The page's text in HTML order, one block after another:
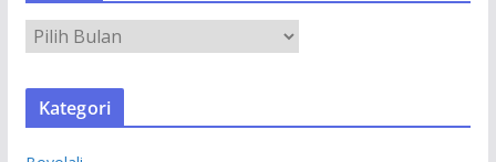
S
Kategori